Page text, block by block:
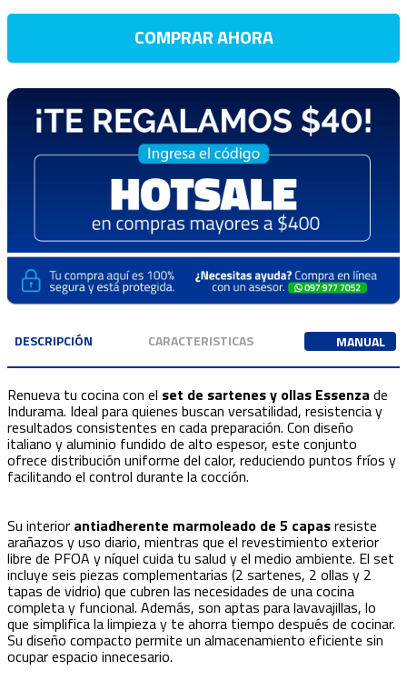
COMPRAR AHORA
DESCRIPCIÓN CARACTERISTICAS MANUAL
Renueva tu cocina con el set de sartenes y ollas Essenza de
Indurama. Ideal para quienes buscan versatilidad, resistencia y
resultados consistentes en cada preparación. Con diseño
italiano y aluminio fundido de alto espesor, este conjunto
ofrece distribución uniforme del calor, reduciendo puntos fríos y
facilitando el control durante la cocción.
Su interior antiadherente marmoleado de 5 capasresiste
arañazos y uso diario, mientras que el revestimiento exterior
libre de PFOA y níquel cuida tu salud y el medio ambiente. El set
incluye seis piezas complementarias (2 sartenes, 2 ollas y 2
tapas de vidrio) que cubren las necesidades de una cocina
completa y funcional. Además, son aptas para lavavajillas, lo
que simplifica la limpieza y te ahorra tiempo después de cocinar.
Su diseño compacto permite un almacenamiento eficiente sin
ocupar espacio innecesario.